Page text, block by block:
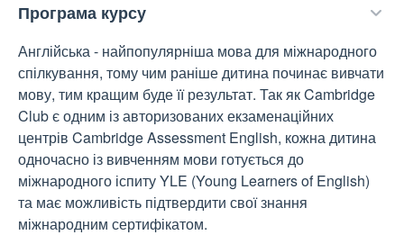
Програма курсу
Англійська - найпопулярніша мова для міжнародного
спілкування, тому чим раніше дитина починає вивчати
мову, тим кращим буде її результат. Так як Cambridge
Club є одним із авторизованих екзаменаційних
центрів Cambridge Assessment English, кожна дитина
одночасно із вивченням мови готується до
міжнародного іспиту YLE (Young Learners of English)
та має можливість підтвердити свої знання
міжнародним сертифікатом.